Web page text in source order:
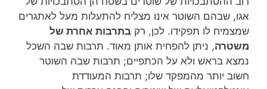
אגו, שבהם השוטר אינו מצליח להתעלות מעל לאתגרים
שמצמיח לו תפקידו. לכן, רק בתרבות אחרת של
משטרה, ניתן להפחית אותן מאוד. תרבות שבה השכל
נמצא בראש ולא על הכתפיים; תרבות שבה השוטר
חשוב יותר מהמפקד שלו; תרבות המעודדת